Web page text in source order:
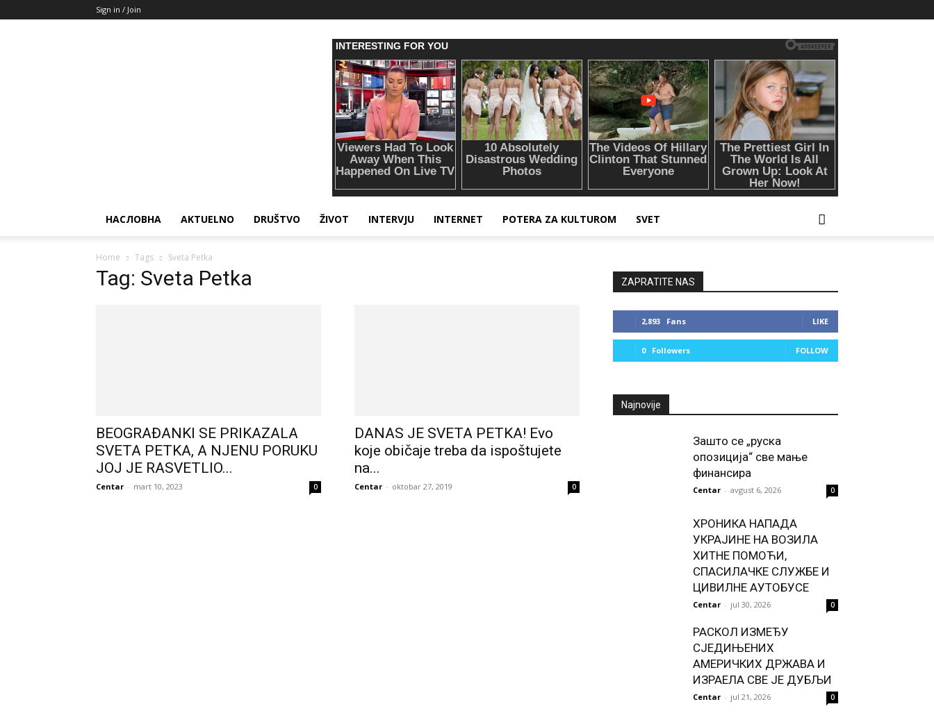
Sign in / Join
НАСЛОВНА AKTUELNO DRUŠTVO ŽIVOT INTERVJU INTERNET POTERA ZA KULTUROM SVET
Home Tags Sveta Petka
Tag: Sveta Petka
BEOGRAĐANKI SE PRIKAZALA
SVETA PETKA, A NJENU PORUKU
JOJ JE RASVETLIO...
Centar - mart 10, 2023 0
DANAS JE SVETA PETKA! Evo
koje običaje treba da ispoštujete
na...
Centar - oktobar 27, 2019 0
ZAPRATITE NAS
2,893 Fans LIKE
0 Followers FOLLOW
Najnovije
Зашто се „руска
опозиција“ све мање
финансира
Centar - avgust 6, 2026 0
ХРОНИКА НАПАДА
УКРАЈИНЕ НА ВОЗИЛА
ХИТНЕ ПОМОЋИ,
СПАСИЛАЧКЕ СЛУЖБЕ И
ЦИВИЛНЕ АУТОБУСЕ
Centar - jul 30, 2026 0
РАСКОЛ ИЗМЕЂУ
СЈЕДИЊЕНИХ
АМЕРИЧКИХ ДРЖАВА И
ИЗРАЕЛА СВЕ ЈЕ ДУБЉИ
Centar - jul 21, 2026 0